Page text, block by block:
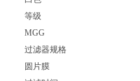
等级
MGG
过滤器规格
圆片膜